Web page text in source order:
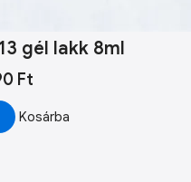
gél lakk 8ml
Ft
Kosárba